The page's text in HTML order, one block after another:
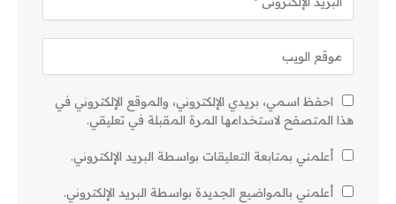
احفظ اسمي، بريدي الإلكتروني، والموقع الإلكتروني في
هذا المتصفح لاستخدامها المرة المقبلة في تعليقي.
أعلمني بمتابعة التعليقات بواسطة البريد الإلكتروني.
أعلمني بالمواضيع الجديدة بواسطة البريد الإلكتروني.